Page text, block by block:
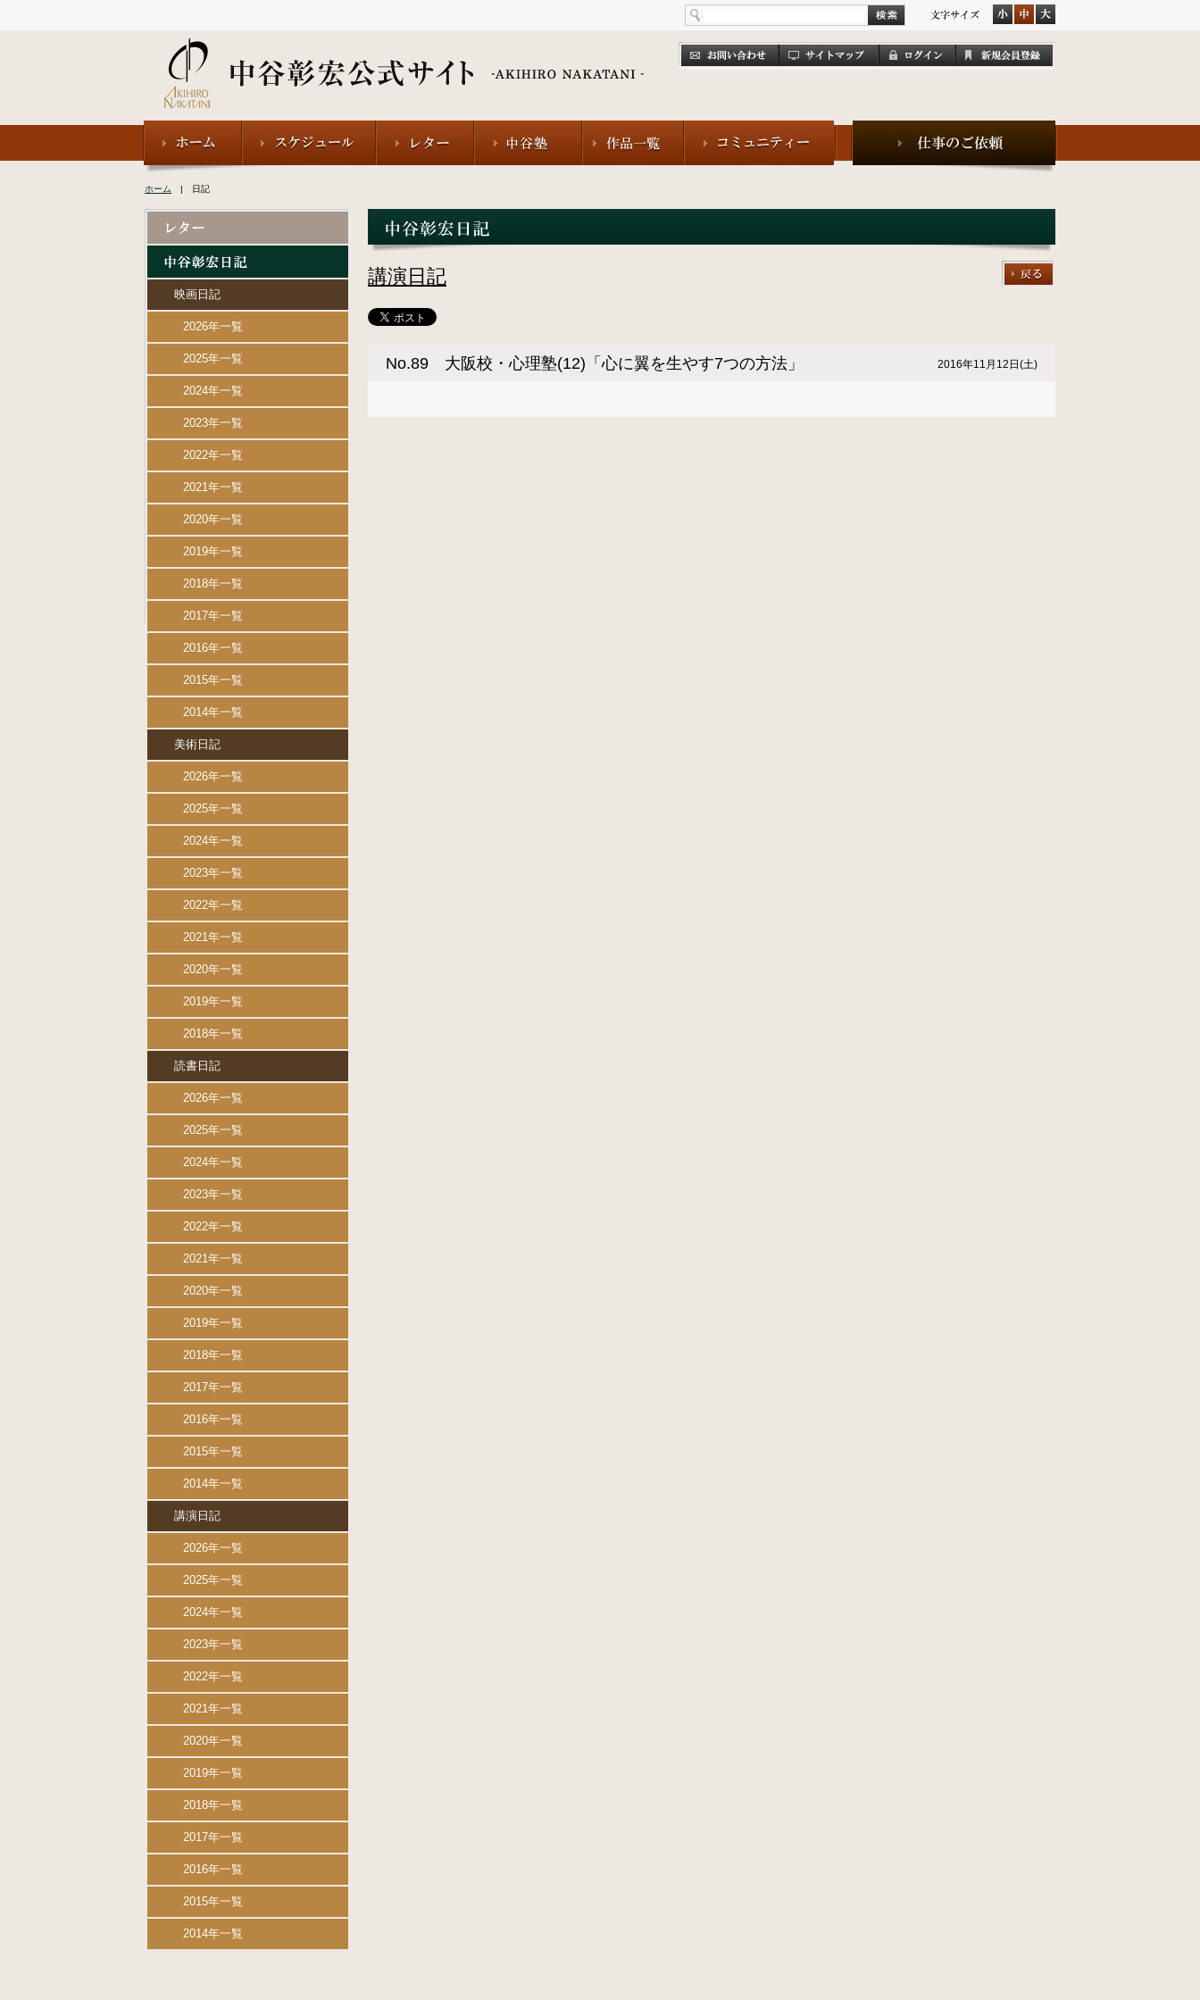
ホーム | 日記
講演日記
No.89 大阪校・心理塾(12)「心に翼を生やす7つの方法」 2016年11月12日(土)
映画日記
2026年一覧
2025年一覧
2024年一覧
2023年一覧
2022年一覧
2021年一覧
2020年一覧
2019年一覧
2018年一覧
2017年一覧
2016年一覧
2015年一覧
2014年一覧
美術日記
2026年一覧
2025年一覧
2024年一覧
2023年一覧
2022年一覧
2021年一覧
2020年一覧
2019年一覧
2018年一覧
読書日記
2026年一覧
2025年一覧
2024年一覧
2023年一覧
2022年一覧
2021年一覧
2020年一覧
2019年一覧
2018年一覧
2017年一覧
2016年一覧
2015年一覧
2014年一覧
講演日記
2026年一覧
2025年一覧
2024年一覧
2023年一覧
2022年一覧
2021年一覧
2020年一覧
2019年一覧
2018年一覧
2017年一覧
2016年一覧
2015年一覧
2014年一覧